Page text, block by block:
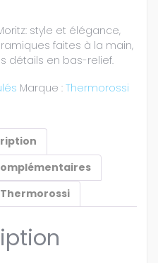
style et élégance,
faites à la main,
détails en bas-relief.
Marque : Thermorossi